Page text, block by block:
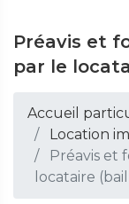
Préavis et
par le
Accueil
Location
Préavis et
locataire